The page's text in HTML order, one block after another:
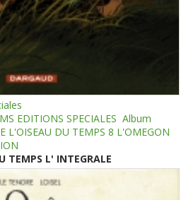
EDITIONS SPECIALES Album
L'OISEAU DU TEMPS 8 L'OMEGON
TEMPS L' INTEGRALE